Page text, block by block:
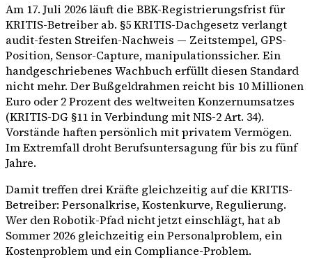
Am 17. Juli 2026 läuft die BBK-Registrierungsfrist für
KRITIS-Betreiber ab. §5 KRITIS-Dachgesetz verlangt
audit-festen Streifen-Nachweis — Zeitstempel, GPS-
Position, Sensor-Capture, manipulationssicher. Ein
handgeschriebenes Wachbuch erfüllt diesen Standard
nicht mehr. Der Bußgeldrahmen reicht bis 10 Millionen
Euro oder 2 Prozent des weltweiten Konzernumsatzes
(KRITIS-DG §11 in Verbindung mit NIS-2 Art. 34).
Vorstände haften persönlich mit privatem Vermögen.
Im Extremfall droht Berufsuntersagung für bis zu fünf
Jahre.
Damit treffen drei Kräfte gleichzeitig auf die KRITIS-
Betreiber: Personalkrise, Kostenkurve, Regulierung.
Wer den Robotik-Pfad nicht jetzt einschlägt, hat ab
Sommer 2026 gleichzeitig ein Personalproblem, ein
Kostenproblem und ein Compliance-Problem.